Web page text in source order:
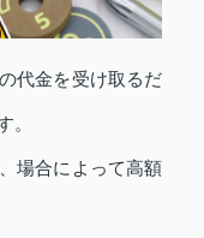
代金を受け取るだ
。
場合によって高額